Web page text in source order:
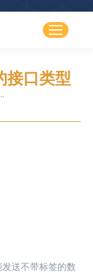
接口类型
送不带标签的数